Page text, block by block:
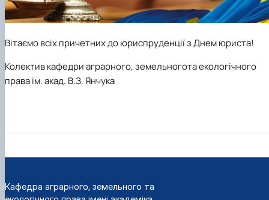
Вітаємо всіх причетних до юриспруденції з Днем юриста!
Колектив кафедри аграрного, земельногота екологічного
права ім. акад. В.З. Янчука
Кафедра аграрного, земельного та